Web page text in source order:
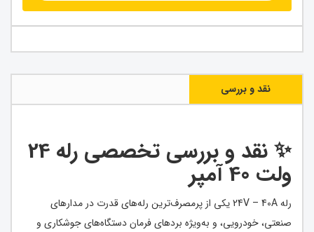
نقد و بررسی
✨ نقد و بررسی تخصصی رله 24
ولت 40 آمپر
رله 24V – 40A یکی از پرمصرف‌ترین رله‌های قدرت در مدارهای
صنعتی، خودرویی، و به‌ویژه بردهای فرمان دستگاه‌های جوشکاری و